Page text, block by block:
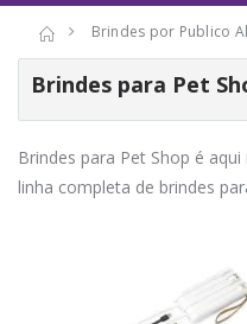
Brindes por Publico
Brindes para Pet
Brindes para Pet Shop é
linha completa de brindes